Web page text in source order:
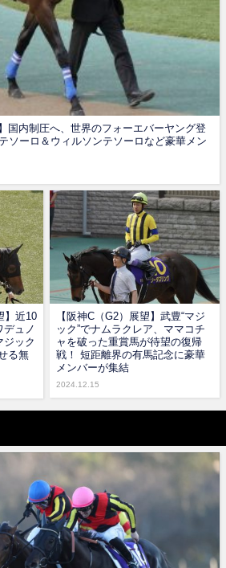
国内制圧へ、世界のフォーエバーヤング登
ソーロ＆ウィルソンテソーロなど豪華メン
】近10
デュノ
ジック
る無
【阪神C（G2）展望】武豊“マジ
ック”でナムラクレア、ママコチ
ャを破った重賞馬が待望の復帰
戦！ 短距離界の有馬記念に豪華
メンバーが集結
2024.12.15